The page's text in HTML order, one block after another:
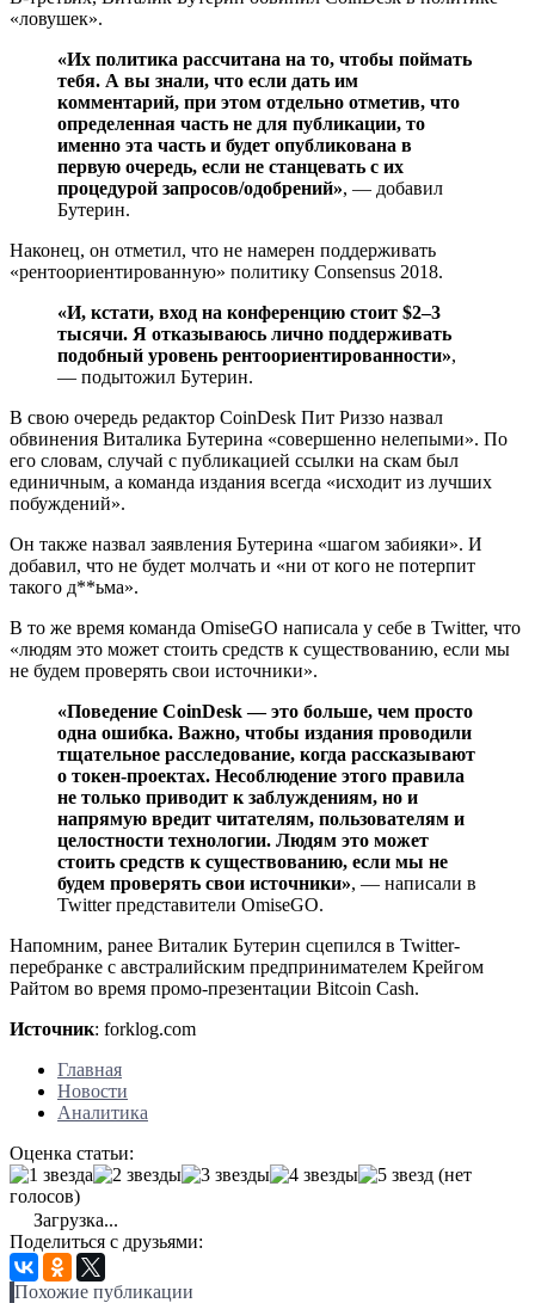
«ловушек».
«Их политика рассчитана на то, чтобы поймать
тебя. А вы знали, что если дать им
комментарий, при этом отдельно отметив, что
определенная часть не для публикации, то
именно эта часть и будет опубликована в
первую очередь, если не станцевать с их
процедурой запросов/одобрений», — добавил
Бутерин.
Наконец, он отметил, что не намерен поддерживать
«рентоориентированную» политику Consensus 2018.
«И, кстати, вход на конференцию стоит $2–3
тысячи. Я отказываюсь лично поддерживать
подобный уровень рентоориентированности»,
— подытожил Бутерин.
В свою очередь редактор CoinDesk Пит Риззо назвал
обвинения Виталика Бутерина «совершенно нелепыми». По
его словам, случай с публикацией ссылки на скам был
единичным, а команда издания всегда «исходит из лучших
побуждений».
Он также назвал заявления Бутерина «шагом забияки». И
добавил, что не будет молчать и «ни от кого не потерпит
такого д**ьма».
В то же время команда OmiseGO написала у себе в Twitter, что
«людям это может стоить средств к существованию, если мы
не будем проверять свои источники».
«Поведение CoinDesk — это больше, чем просто
одна ошибка. Важно, чтобы издания проводили
тщательное расследование, когда рассказывают
о токен-проектах. Несоблюдение этого правила
не только приводит к заблуждениям, но и
напрямую вредит читателям, пользователям и
целостности технологии. Людям это может
стоить средств к существованию, если мы не
будем проверять свои источники», — написали в
Twitter представители OmiseGO.
Напомним, ранее Виталик Бутерин сцепился в Twitter-
перебранке с австралийским предпринимателем Крейгом
Райтом во время промо-презентации Bitcoin Cash.
Источник: forklog.com
Главная
Новости
Аналитика
Оценка статьи:
(нет
голосов)
Загрузка...
Поделиться с друзьями:
Похожие публикации